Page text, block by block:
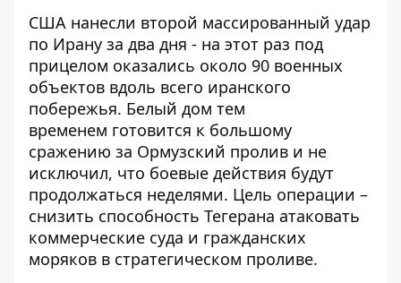
США нанесли второй массированный удар
по Ирану за два дня - на этот раз под
прицелом оказались около 90 военных
объектов вдоль всего иранского
побережья. Белый дом тем
временем готовится к большому
сражению за Ормузский пролив и не
исключил, что боевые действия будут
продолжаться неделями. Цель операции –
снизить способность Тегерана атаковать
коммерческие суда и гражданских
моряков в стратегическом проливе.